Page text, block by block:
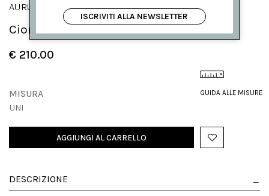
AURUM
Ciondolino in bronzo a forma di goccia
€ 210.00
GUIDA ALLE MISURE
MISURA
UNI
AGGIUNGI AL CARRELLO
DESCRIZIONE
ISCRIVITI ALLA NEWSLETTER